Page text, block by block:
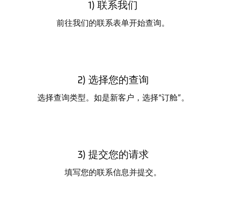
1) 联系我们
前往我们的联系表单开始查询。
2) 选择您的查询
选择查询类型。如是新客户，选择“订舱”。
3) 提交您的请求
填写您的联系信息并提交。